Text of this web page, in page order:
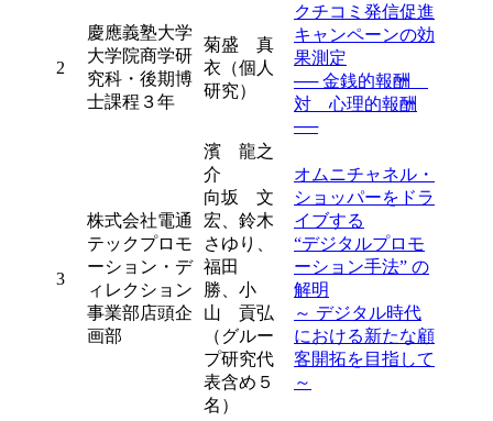
2
慶應義塾大学
大学院商学研
究科・後期博
士課程３年
菊盛 真
衣（個人
研究）
クチコミ発信促進
キャンペーンの効
果測定
── 金銭的報酬
対 心理的報酬
──
3
株式会社電通
テックプロモ
ーション・デ
ィレクション
事業部店頭企
画部
濱 龍之
介
向坂 文
宏、鈴木
さゆり、
福田
勝、小
山 貢弘
（グルー
プ研究代
表含め５
名）
オムニチャネル・
ショッパーをドラ
イブする
“デジタルプロモ
ーション手法” の
解明
～ デジタル時代
における新たな顧
客開拓を目指して
～